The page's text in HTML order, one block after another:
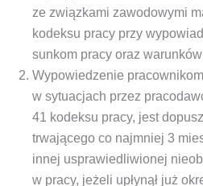
ze związ­ka­mi zawo­do­wy­mi
kodek­su pra­cy przy
sun­kom pra­cy oraz warun­ków
Wypo­wie­dze­nie
w sytu­acjach przez
41 kodek­su pra­cy, jest
trwa­ją­ce­go co naj­mniej 3
innej uspra­wie­dli­wio­nej
w pra­cy, jeże­li upły­nął już